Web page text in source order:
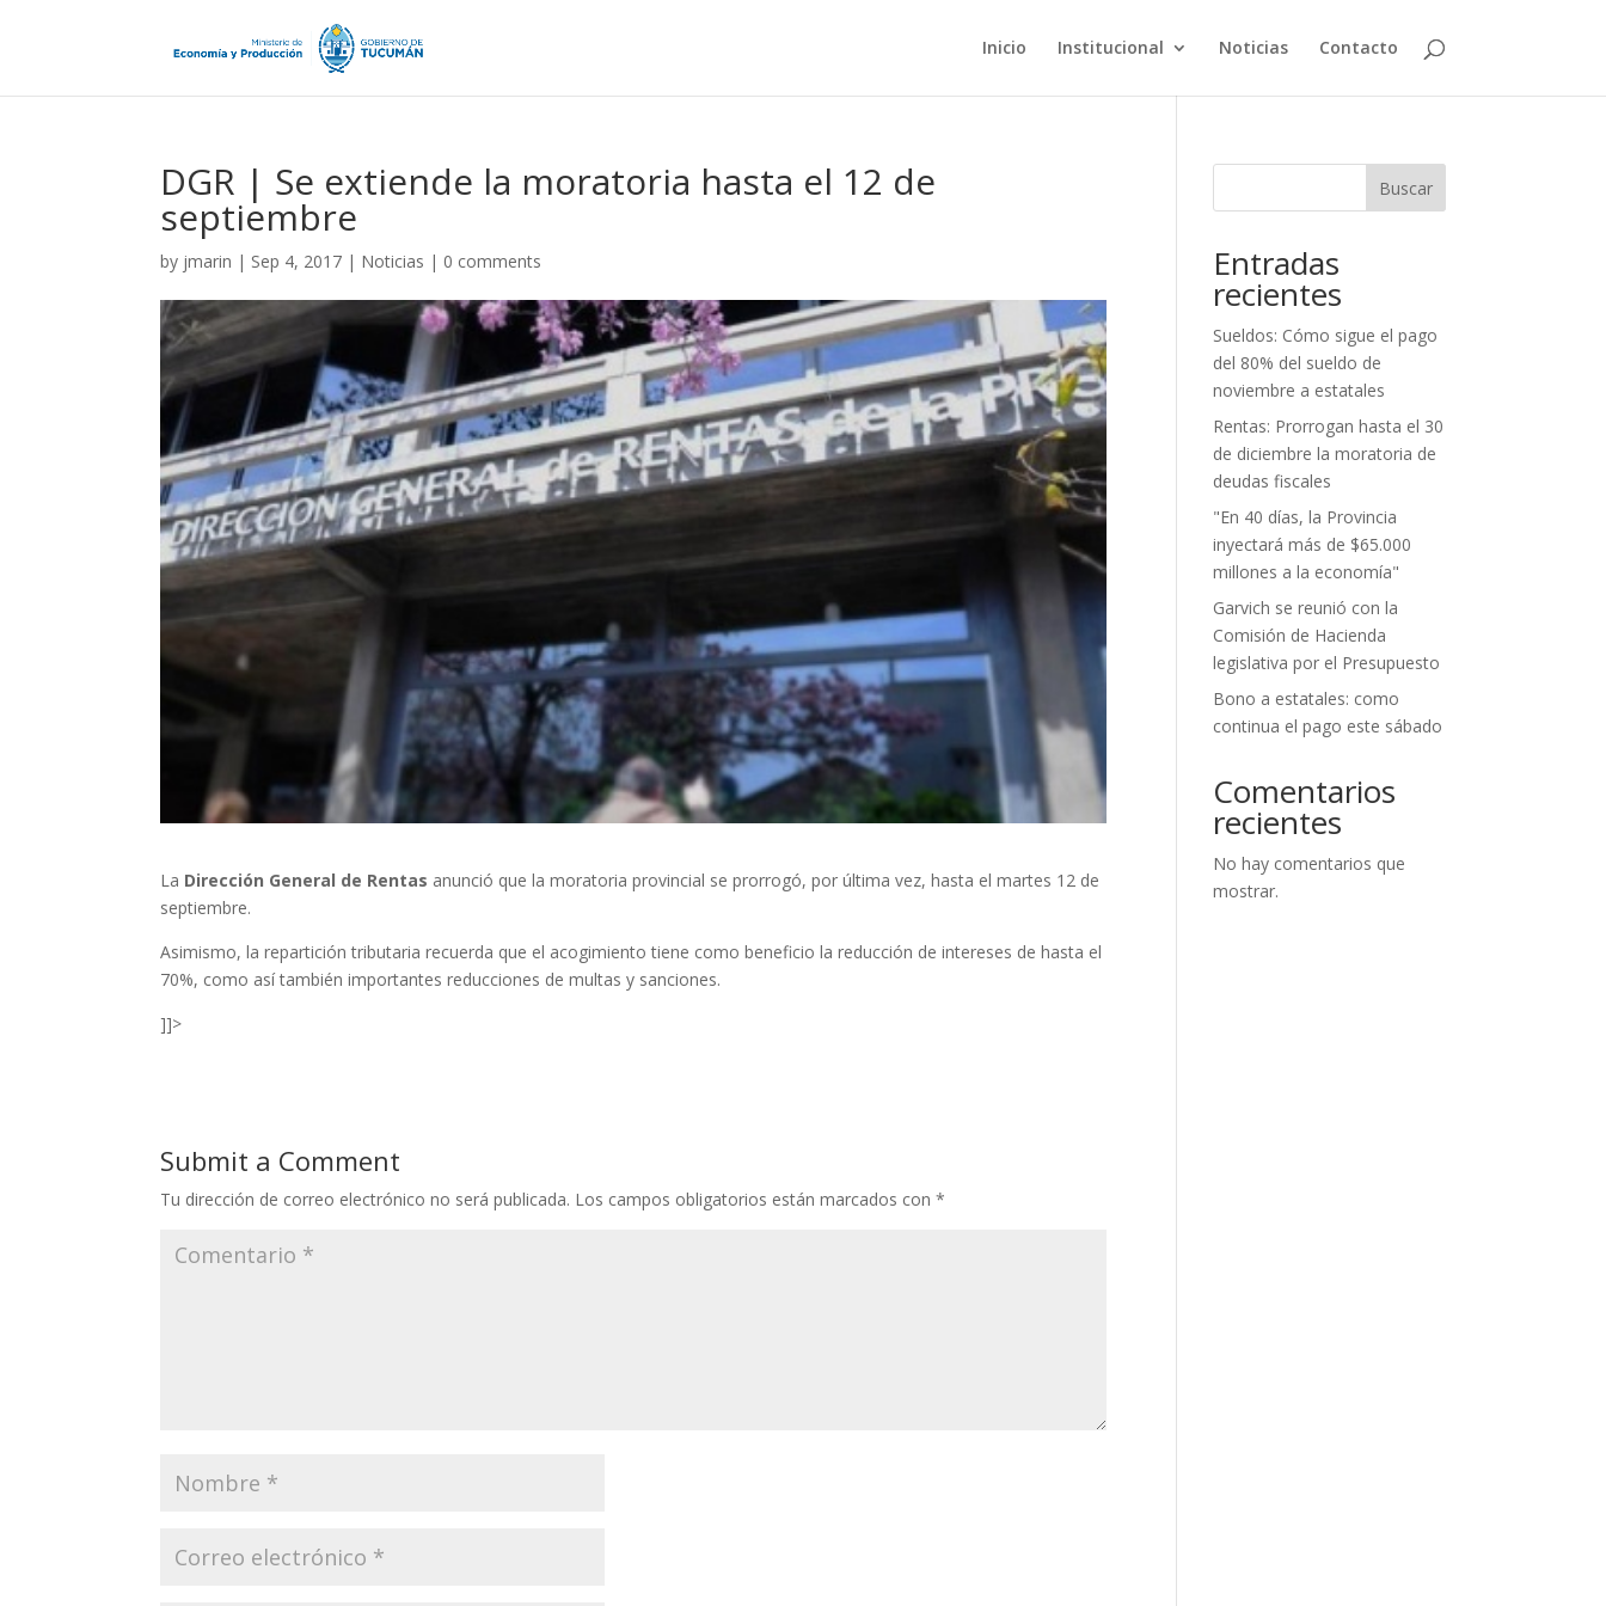
Inicio Institucional Noticias Contacto
DGR | Se extiende la moratoria hasta el 12 de
septiembre
by jmarin | Sep 4, 2017 | Noticias | 0 comments
La Dirección General de Rentas anunció que la moratoria provincial se prorrogó, por última vez, hasta el martes 12 de
septiembre.
Asimismo, la repartición tributaria recuerda que el acogimiento tiene como beneficio la reducción de intereses de hasta el
70%, como así también importantes reducciones de multas y sanciones.
]]>
Submit a Comment
Tu dirección de correo electrónico no será publicada. Los campos obligatorios están marcados con*
Buscar
Entradas
recientes
Sueldos: Cómo sigue el pago
del 80% del sueldo de
noviembre a estatales
Rentas: Prorrogan hasta el 30
de diciembre la moratoria de
deudas fiscales
"En 40 días, la Provincia
inyectará más de $65.000
millones a la economía"
Garvich se reunió con la
Comisión de Hacienda
legislativa por el Presupuesto
Bono a estatales: como
continua el pago este sábado
Comentarios
recientes
No hay comentarios que
mostrar.